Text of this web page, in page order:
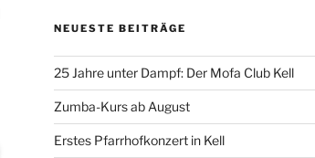
NEUESTE BEITRÄGE
25 Jahre unter Dampf: Der Mofa Club Kell
Zumba-Kurs ab August
Erstes Pfarrhofkonzert in Kell